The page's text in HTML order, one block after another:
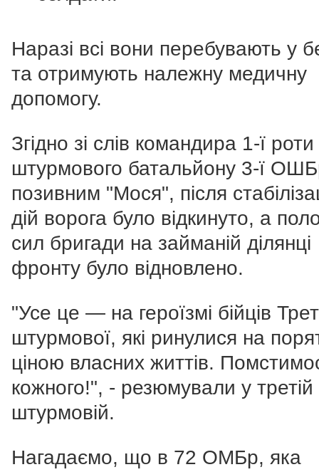
Наразі всі вони перебувають у
та отримують належну медичну
допомогу.
Згідно зі слів командира 1-ї роти
штурмового батальйону 3-ї
позивним "Мося", після
дій ворога було відкинуто, а
сил бригади на займаній ділянці
фронту було відновлено.
"Усе це — на героїзмі бійців
штурмової, які ринулися на
ціною власних життів.
кожного!", - резюмували у третій
штурмовій.
Нагадаємо, що в 72 ОМБр, яка